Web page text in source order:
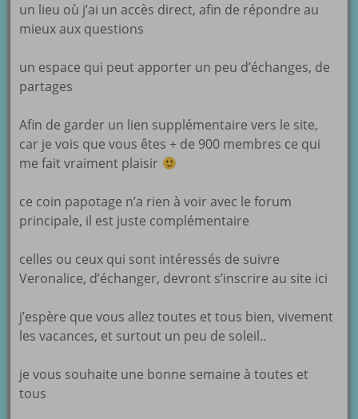
un lieu où j’ai un accès direct, afin de répondre au
mieux aux questions
un espace qui peut apporter un peu d’échanges, de
partages
Afin de garder un lien supplémentaire vers le site,
car je vois que vous êtes + de 900 membres ce qui
me fait vraiment plaisir
ce coin papotage n’a rien à voir avec le forum
principale, il est juste complémentaire
celles ou ceux qui sont intéressés de suivre
Veronalice, d’échanger, devront s’inscrire au site ici
j’espère que vous allez toutes et tous bien, vivement
les vacances, et surtout un peu de soleil..
je vous souhaite une bonne semaine à toutes et
tous